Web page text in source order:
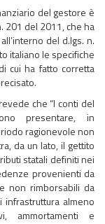
del gestore è
201 del 2011, che ha
del d.lgs. n.
italiano le specifiche
cui ha fatto corretta
che “I conti del
presentare, in
ragionevole non
da un lato, il gettito
statali definiti nei
provenienti da
non rimborsabili da
almeno
ammortamenti e